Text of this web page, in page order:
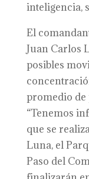
inteligencia,
El
Juan Carlos
posibles
promedio de
“Tenemos
que se
Luna, el
Paso del